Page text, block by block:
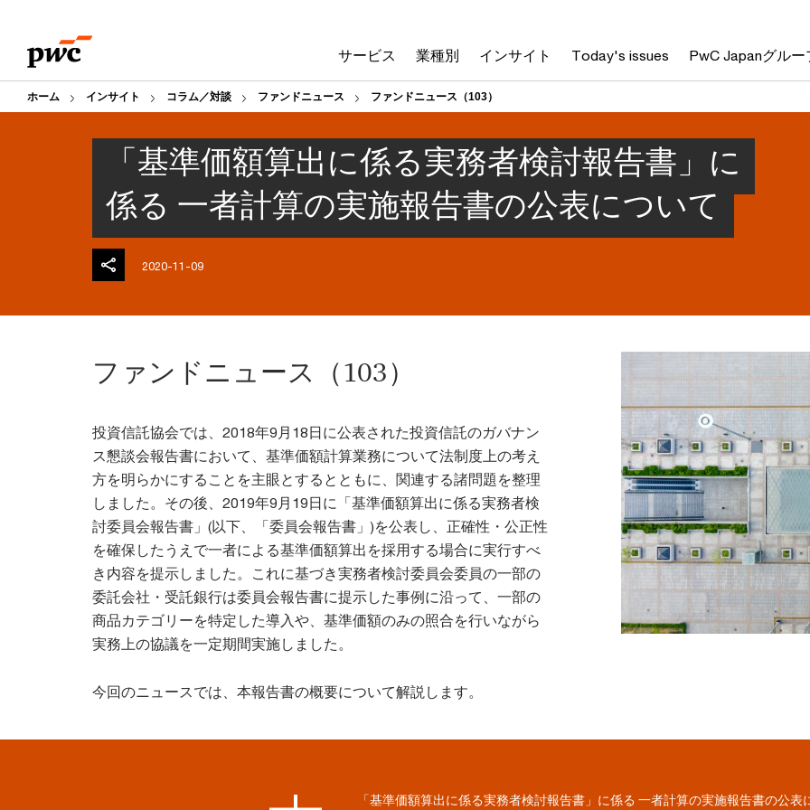
content
footer
サービス 業種別 インサイト Today's issues PwC Japanグルー
ホーム インサイト コラム／対談 ファンドニュース ファンドニュース（103）
「基準価額算出に係る実務者検討報告書」に
係る 一者計算の実施報告書の公表について
2020-11-09
ファンドニュース（103）
投資信託協会では、2018年9月18日に公表された投資信託のガバナン
ス懇談会報告書において、基準価額計算業務について法制度上の考え
方を明らかにすることを主眼とするとともに、関連する諸問題を整理
しました。その後、2019年9月19日に「基準価額算出に係る実務者検
討委員会報告書」(以下、「委員会報告書」)を公表し、正確性・公正性
を確保したうえで一者による基準価額算出を採用する場合に実行すべ
き内容を提示しました。これに基づき実務者検討委員会委員の一部の
委託会社・受託銀行は委員会報告書に提示した事例に沿って、一部の
商品カテゴリーを特定した導入や、基準価額のみの照合を行いながら
実務上の協議を一定期間実施しました。
今回のニュースでは、本報告書の概要について解説します。
「基準価額算出に係る実務者検討報告書」に係る 一者計算の実施報告書の公表